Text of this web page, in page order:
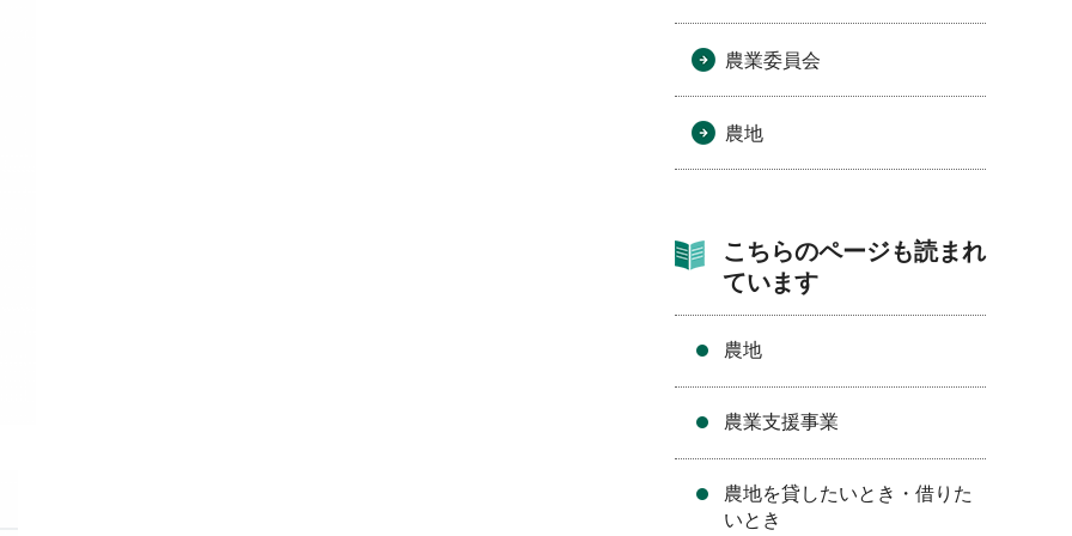
農業委員会
農地
こちらのページも読まれ
ています
農地
農業支援事業
農地を貸したいとき・借りた
いとき